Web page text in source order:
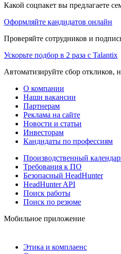
Какой соцпакет вы предлагаете
Оформляйте кандидатов онлайн
Проверяйте сотрудников и
Ускорьте подбор в 2 раза с Talantix
Автоматизируйте сбор откликов,
О компании
Наши вакансии
Партнерам
Реклама на сайте
Новости и статьи
Инвесторам
Кандидаты по профессиям
Производственный
Требования к ПО
Безопасный HeadHunter
HeadHunter API
Поиск работы
Поиск по резюме
Мобильное приложение
Этика и комплаенс